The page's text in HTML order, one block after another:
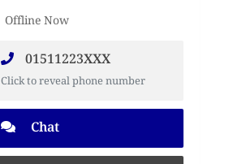
Offline Now
01511223XXX
Click to reveal phone number
Chat